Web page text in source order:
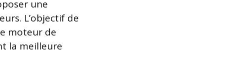
une
L’objectif de
moteur de
la meilleure